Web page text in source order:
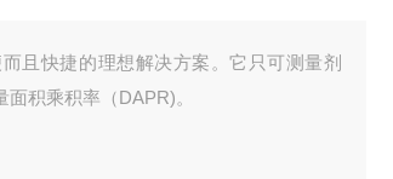
且快捷的理想解决方案。它只可测量剂
积乘积率（DAPR)。